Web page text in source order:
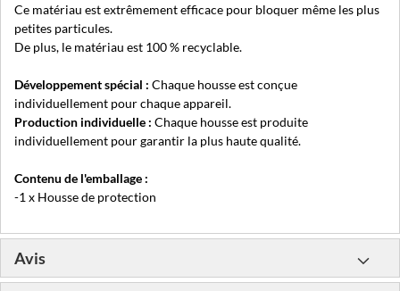
Ce matériau est extrêmement efficace pour bloquer même les plus
petites particules.
De plus, le matériau est 100 % recyclable.
Développement spécial : Chaque housse est conçue
individuellement pour chaque appareil.
Production individuelle : Chaque housse est produite
individuellement pour garantir la plus haute qualité.
Contenu de l'emballage :
-1 x Housse de protection
Avis